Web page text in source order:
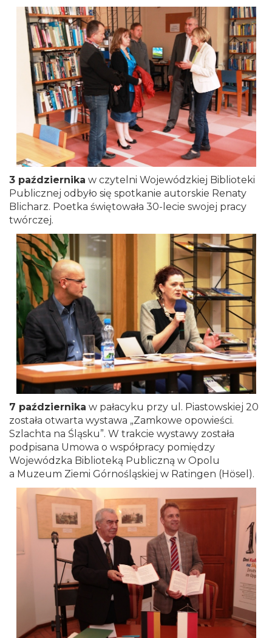
3 października w czytelni Wojewódzkiej Biblioteki
Publicznej odbyło się spotkanie autorskie Renaty
Blicharz. Poetka świętowała 30-lecie swojej pracy
twórczej.
7 października w pałacyku przy ul. Piastowskiej 20
została otwarta wystawa „Zamkowe opowieści.
Szlachta na Śląsku”. W trakcie wystawy została
podpisana Umowa o współpracy pomiędzy
Wojewódzka Biblioteką Publiczną w Opolu
a Muzeum Ziemi Górnośląskiej w Ratingen (Hösel).